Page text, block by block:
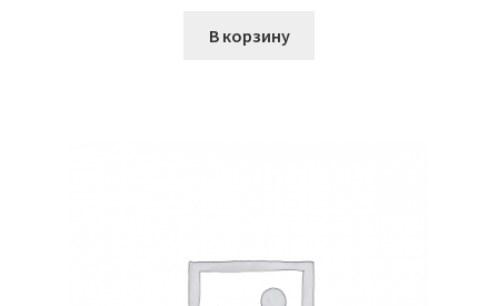
В корзину